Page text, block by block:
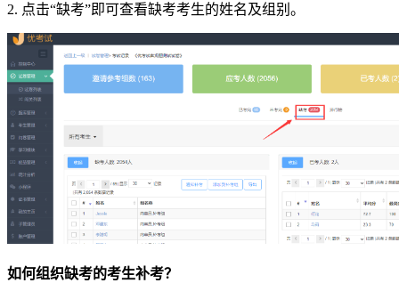
2. 点击“缺考”即可查看缺考考生的姓名及组别。
如何组织缺考的考生补考？